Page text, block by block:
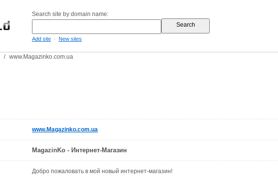
Search site by domain name:
Add site - New sites
/ www.Magazinko.com.ua
www.Magazinko.com.ua
MagazinKo - Интернет-Магазин
Добро пожаловать в мой новый интернет-магазин!